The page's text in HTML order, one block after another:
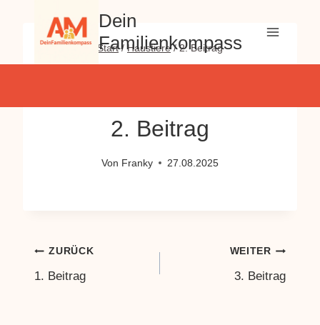
springen
Dein
Familienkompass
Start / Haustiere / 2. Beitrag
2. Beitrag
Von Franky 27.08.2025
Beitragsnavigation
ZURÜCK
1. Beitrag
WEITER
3. Beitrag